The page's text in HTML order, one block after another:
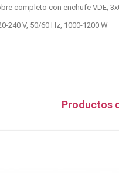
completo con enchufe VDE;
240 V, 50/60 Hz, 1000-1200 W
Productos